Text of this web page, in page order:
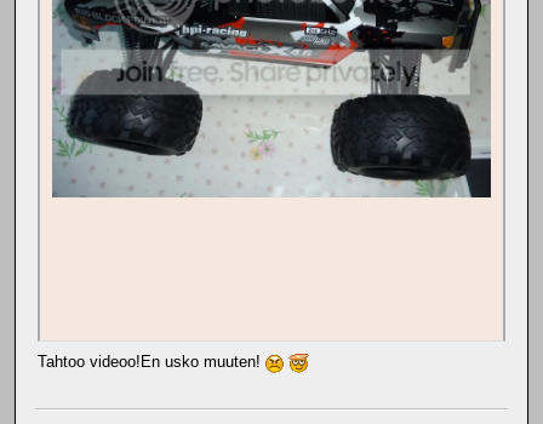
Tahtoo videoo!En usko muuten!